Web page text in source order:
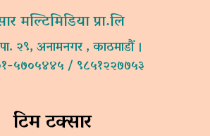
मल्टिमिडिया प्रा.लि
२९, अनामनगर , काठमाडौं ।
५७०५४४५ / ९८५१२२७७५३
टिम टक्सार